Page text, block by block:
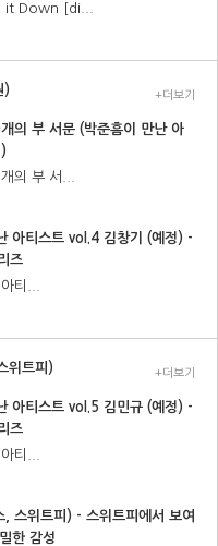
it Down [di...
) +더보기
의 부 서문 (박준흠이 만난 아
의 부 서...
아티스트 vol.4 김창기 (예정) -
즈
티...
위트피) +더보기
아티스트 vol.5 김민규 (예정) -
즈
티...
, 스위트피) - 스위트피에서 보여
한 감성